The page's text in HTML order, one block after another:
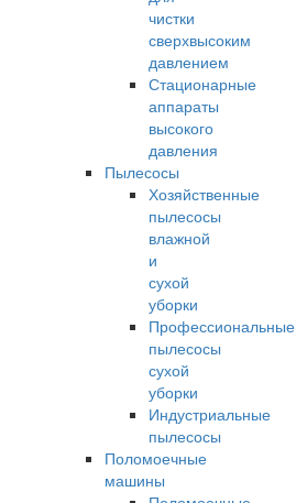
чистки
сверхвысоким
давлением
Стационарные
аппараты
высокого
давления
Пылесосы
Хозяйственные
пылесосы
влажной
и
сухой
уборки
Профессиональные
пылесосы
сухой
уборки
Индустриальные
пылесосы
Поломоечные
машины